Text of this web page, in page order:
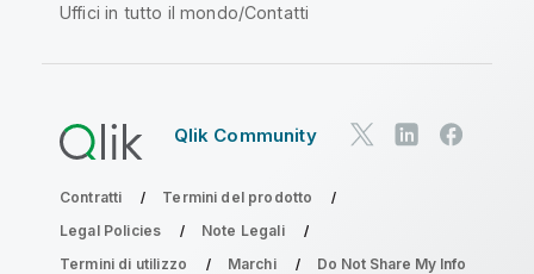
Uffici in tutto il mondo/Contatti
Qlik Community
Contratti
Termini del prodotto
Legal Policies
Note Legali
Termini di utilizzo
Marchi Do Not Share My Info